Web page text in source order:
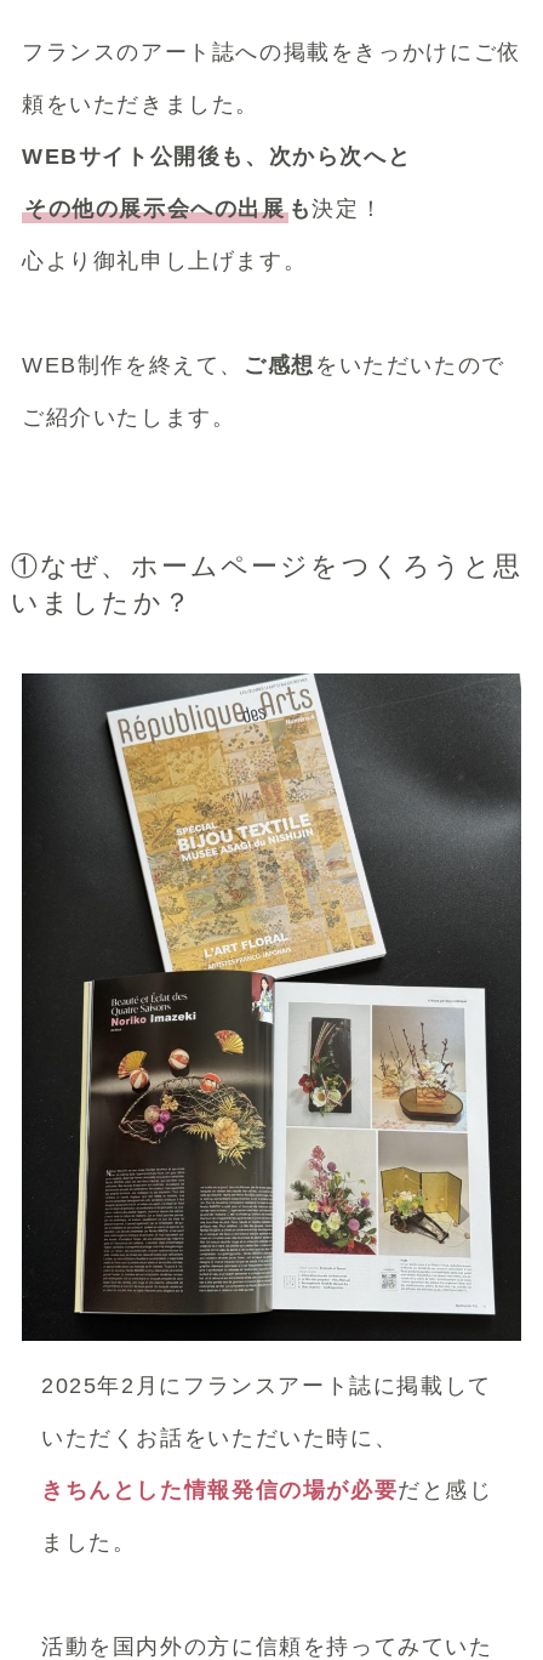
フランスのアート誌への掲載をきっかけにご依
頼をいただきました。
WEBサイト公開後も、次から次へと
その他の展示会への出展も決定！
心より御礼申し上げます。
WEB制作を終えて、 ご感想 をいただいたので
ご紹介いたします。
①なぜ、ホームページをつくろうと思
いましたか？
2025年2月にフランスアート誌に掲載して
いただくお話をいただいた時に、
きちんとした情報発信の場が必要だと感じ
ました。
活動を国内外の方に信頼を持ってみていた